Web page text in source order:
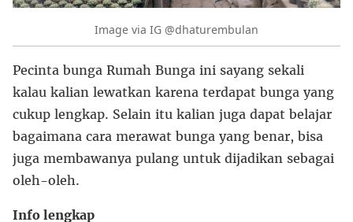
Image via IG @dhaturembulan
Pecinta bunga Rumah Bunga ini sayang sekali
kalau kalian lewatkan karena terdapat bunga yang
cukup lengkap. Selain itu kalian juga dapat belajar
bagaimana cara merawat bunga yang benar, bisa
juga membawanya pulang untuk dijadikan sebagai
oleh-oleh.
Info lengkap